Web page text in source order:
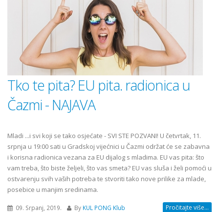
Tko te pita? EU pita. radionica u
Čazmi - NAJAVA
Mladi ...i svi koji se tako osjećate - SVI STE POZVANI! U četvrtak, 11.
srpnja u 19:00 sati u Gradskoj vijećnici u Čazmi održat će se zabavna
i korisna radionica vezana za EU dijalog s mladima. EU vas pita: što
vam treba, što biste željeli, što vas smeta? EU vas sluša i želi pomoći u
ostvarenju svih vaših potreba te stvoriti tako nove prilike za mlade,
posebice u manjim sredinama.
09. Srpanj, 2019. By KUL PONG Klub Pročitajte više...